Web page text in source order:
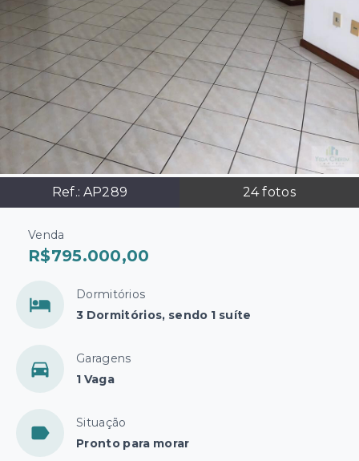
Ref.: AP289 24fotos
Venda
R$795.000,00
Dormitórios
3 Dormitórios, sendo 1 suíte
Garagens
1 Vaga
Situação
Pronto para morar